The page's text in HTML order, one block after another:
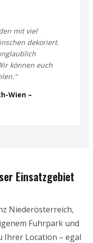
mit viel
dekoriert.
können euch
Wien –
Einsatzgebiet
Niederösterreich,
Fuhrpark und
Ihrer Location – egal